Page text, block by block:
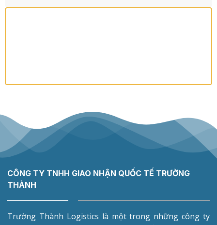
CÔNG TY TNHH GIAO NHẬN QUỐC TẾ TRƯỜNG
THÀNH
Trường Thành Logistics là một trong những công ty